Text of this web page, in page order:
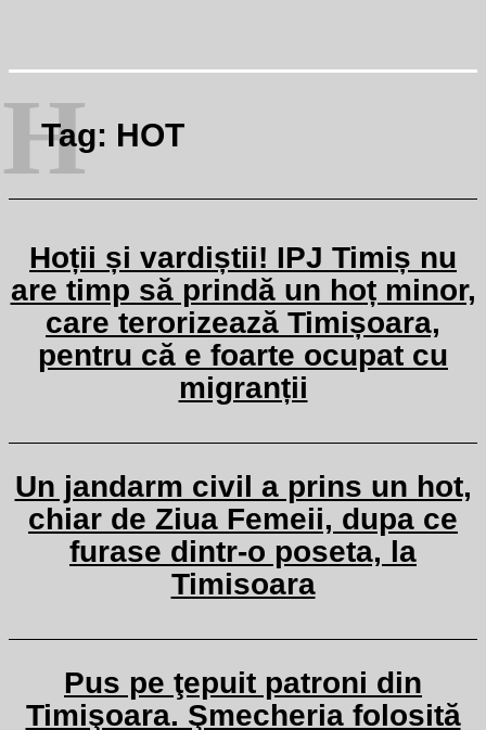
Tag: HOT
H
Hoții și vardiștii! IPJ Timiș nu
are timp să prindă un hoț minor,
care terorizează Timișoara,
pentru că e foarte ocupat cu
migranții
Un jandarm civil a prins un hot,
chiar de Ziua Femeii, dupa ce
furase dintr-o poseta, la
Timisoara
Pus pe ţepuit patroni din
Timişoara. Şmecheria folosită